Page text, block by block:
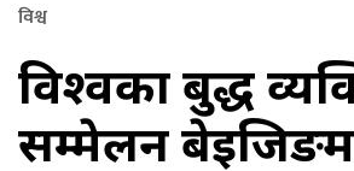
विश्व
विश्वका प्रबुद्ध
सम्मेलन